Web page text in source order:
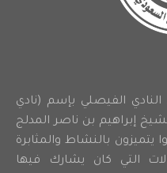
شباب حرمه عام 1374 هـ النادي الفيصلي بإسم (نادي
إبراهيم بن ناصر المدلج
بالنشاط والمثابرة
التي كان يشارك فيها